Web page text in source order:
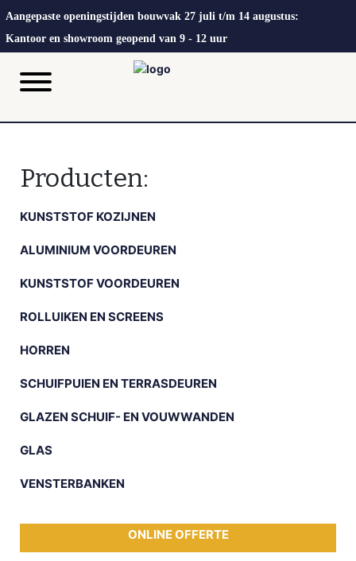
Aangepaste openingstijden bouwvak 27 juli t/m 14 augustus:
Kantoor en showroom geopend van 9 - 12 uur
Producten:
KUNSTSTOF KOZIJNEN
ALUMINIUM VOORDEUREN
KUNSTSTOF VOORDEUREN
ROLLUIKEN EN SCREENS
HORREN
SCHUIFPUIEN EN TERRASDEUREN
GLAZEN SCHUIF- EN VOUWWANDEN
GLAS
VENSTERBANKEN
ONLINE OFFERTE